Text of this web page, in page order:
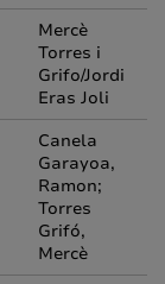
Mercè
Torres i
Grifo/Jordi
Eras Joli
Canela
Garayoa,
Ramon;
Torres
Grifó,
Mercè